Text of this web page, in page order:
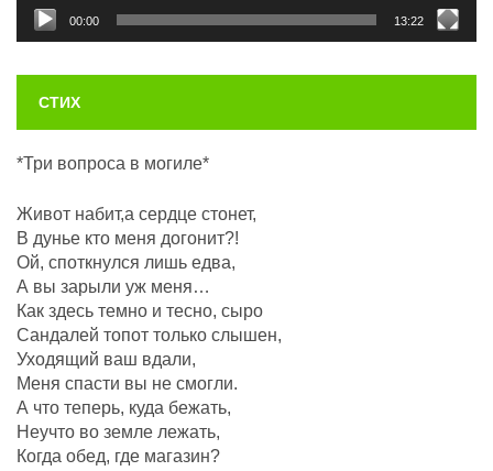
00:00 13:22
СТИХ
*Три вопроса в могиле*
Живот набит,а сердце стонет,
В дунье кто меня догонит?!
Ой, споткнулся лишь едва,
А вы зарыли уж меня…
Как здесь темно и тесно, сыро
Сандалей топот только слышен,
Уходящий ваш вдали,
Меня спасти вы не смогли.
А что теперь, куда бежать,
Неучто во земле лежать,
Когда обед, где магазин?